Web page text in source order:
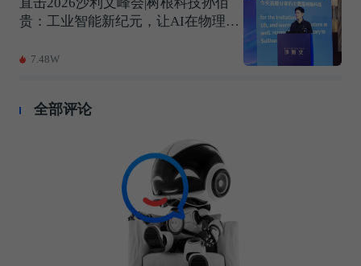
贵：工业智能新纪元，让AI在物理世
7.48W
全部评论